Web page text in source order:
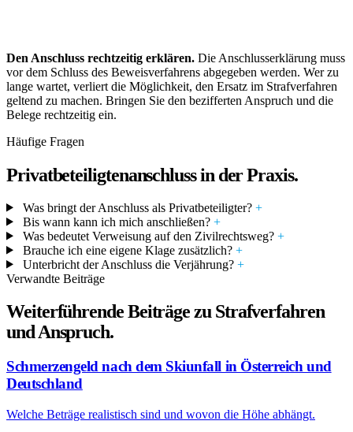
Den Anschluss rechtzeitig erklären. Die Anschlusserklärung muss
vor dem Schluss des Beweisverfahrens abgegeben werden. Wer zu
lange wartet, verliert die Möglichkeit, den Ersatz im Strafverfahren
geltend zu machen. Bringen Sie den bezifferten Anspruch und die
Belege rechtzeitig ein.
Häufige Fragen
Privatbeteiligtenanschluss in der Praxis.
Was bringt der Anschluss als Privatbeteiligter? +
Bis wann kann ich mich anschließen? +
Was bedeutet Verweisung auf den Zivilrechtsweg? +
Brauche ich eine eigene Klage zusätzlich? +
Unterbricht der Anschluss die Verjährung? +
Verwandte Beiträge
Weiterführende Beiträge zu Strafverfahren
und Anspruch.
Schmerzengeld nach dem Skiunfall in Österreich und
Deutschland
Welche Beträge realistisch sind und wovon die Höhe abhängt.